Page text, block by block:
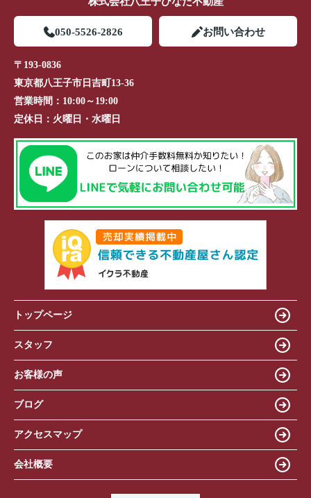
050-5526-2826 お問い合わせ
〒193-0836
東京都八王子市日吉町13-36
営業時間： 10:00～19:00
定休日： 火曜日・水曜日
トップページ
スタッフ
お客様の声
ブログ
アクセスマップ
会社概要